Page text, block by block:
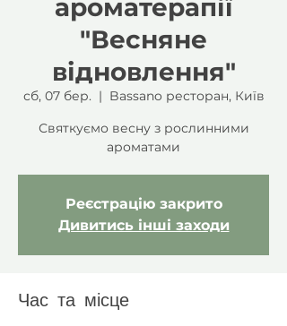
ароматерапії
"Весняне
відновлення"
сб, 07 бер.
  |
Bassano ресторан, Київ
Святкуємо весну з рослинними
ароматами
Реєстрацію закрито
Дивитись інші заходи
Час та місце